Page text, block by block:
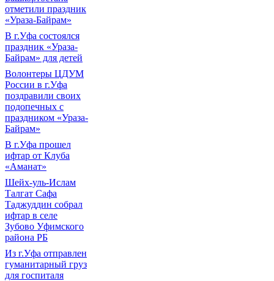
отметили праздник
«Ураза-Байрам»
В г.Уфа состоялся
праздник «Ураза-
Байрам» для детей
Волонтеры ЦДУМ
России в г.Уфа
поздравили своих
подопечных с
праздником «Ураза-
Байрам»
В г.Уфа прошел
ифтар от Клуба
«Аманат»
Шейх-уль-Ислам
Талгат Сафа
Таджуддин собрал
ифтар в селе
Зубово Уфимского
района РБ
Из г.Уфа отправлен
гуманитарный груз
для госпиталя